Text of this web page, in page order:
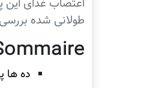
اعتصاب غذای این
طولانی شده
ده ها